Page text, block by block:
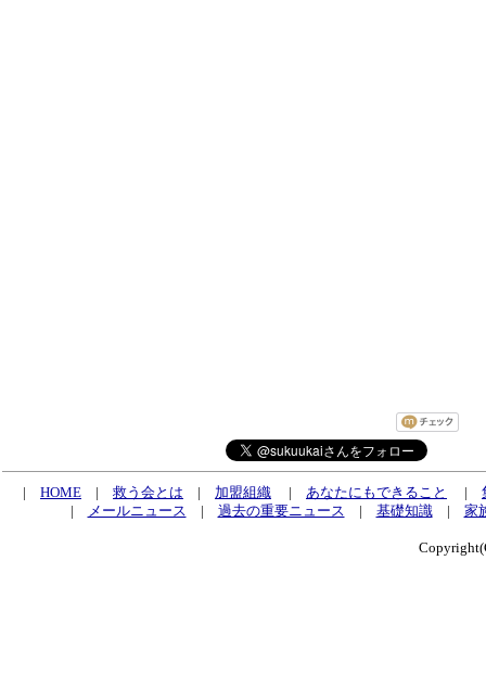
| HOME | 救う会とは | 加盟組織 | あなたにもできること |
|
メールニュース | 過去の重要ニュース | 基礎知識| 家